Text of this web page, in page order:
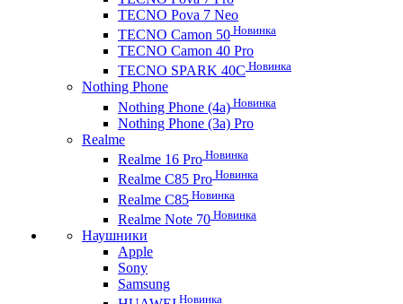
TECNO Pova 7 Neo
TECNO Camon 50 Новинка
TECNO Camon 40 Pro
TECNO SPARK 40C Новинка
Nothing Phone
Nothing Phone (4a) Новинка
Nothing Phone (3a) Pro
Realme
Realme 16 Pro Новинка
Realme C85 Pro Новинка
Realme C85 Новинка
Realme Note 70 Новинка
Наушники
Apple
Sony
Samsung
Новинка